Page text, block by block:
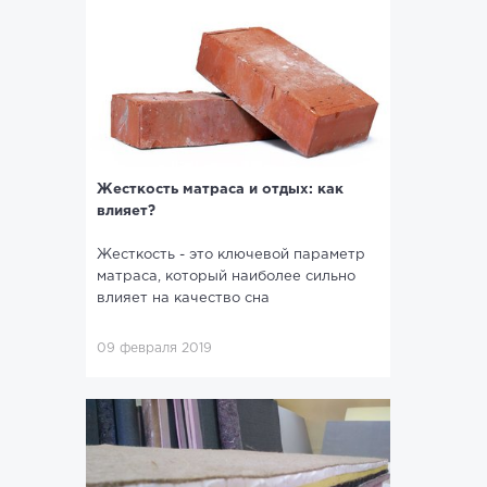
Жесткость матраса и отдых: как
влияет?
Жесткость - это ключевой параметр
матраса, который наиболее сильно
влияет на качество сна
09 февраля 2019